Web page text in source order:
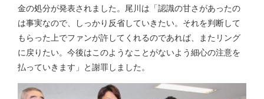
金の処分が発表されました。尾川は「認識の甘さがあったの
は事実なので、しっかり反省していきたい。それを判断して
もらった上でファンが許してくれるのであれば、またリング
に戻りたい。今後はこのようなことがないよう細心の注意を
払っていきます」と謝罪しました。